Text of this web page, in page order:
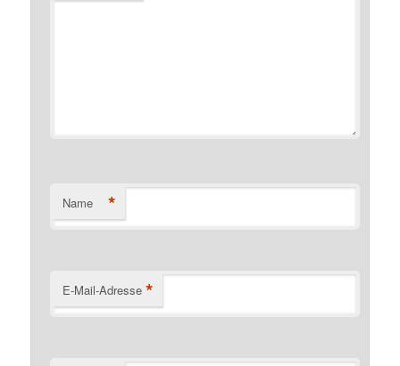
Name *
E-Mail-Adresse *